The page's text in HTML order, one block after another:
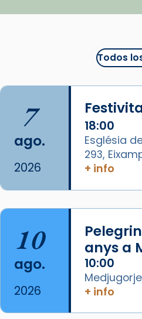
La Carmina
arribar el seu
Lleó XIV.
Recupera
compVatican
Foto
View on Facebook
Todos
7
ago.
2026
18:00
Església
293,
+ info
10
ago.
2026
anys a
10:00
+ info